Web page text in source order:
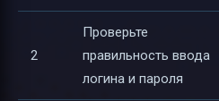
2
Проверьте
правильность ввода
логина и пароля